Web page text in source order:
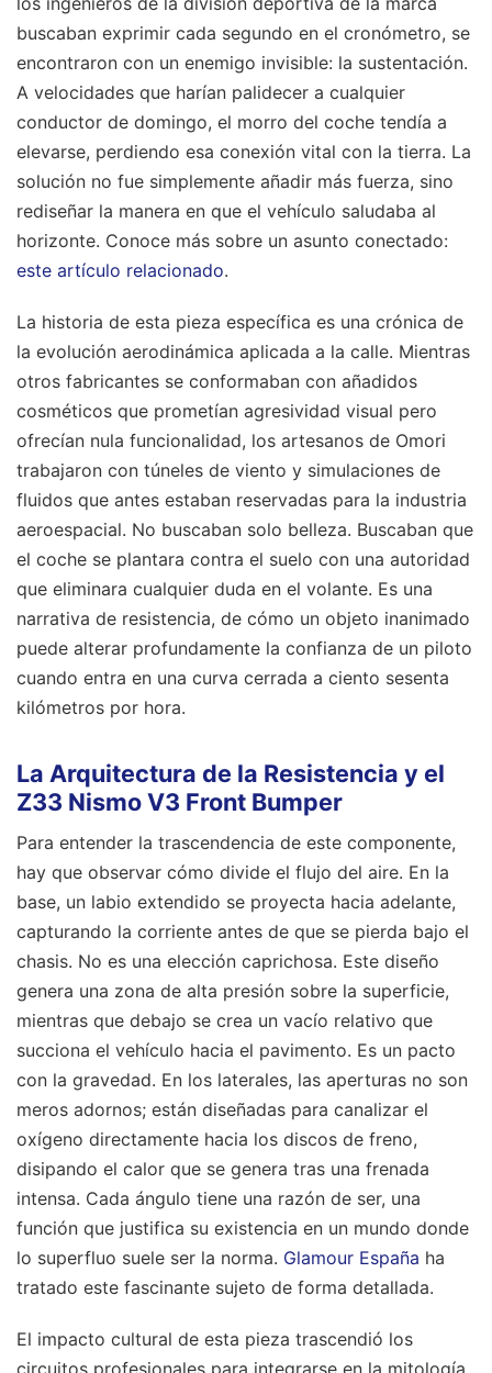
buscaban exprimir cada segundo en el cronómetro, se
encontraron con un enemigo invisible: la sustentación.
A velocidades que harían palidecer a cualquier
conductor de domingo, el morro del coche tendía a
elevarse, perdiendo esa conexión vital con la tierra. La
solución no fue simplemente añadir más fuerza, sino
rediseñar la manera en que el vehículo saludaba al
horizonte. Conoce más sobre un asunto conectado:
este artículo relacionado.
La historia de esta pieza específica es una crónica de
la evolución aerodinámica aplicada a la calle. Mientras
otros fabricantes se conformaban con añadidos
cosméticos que prometían agresividad visual pero
ofrecían nula funcionalidad, los artesanos de Omori
trabajaron con túneles de viento y simulaciones de
fluidos que antes estaban reservadas para la industria
aeroespacial. No buscaban solo belleza. Buscaban que
el coche se plantara contra el suelo con una autoridad
que eliminara cualquier duda en el volante. Es una
narrativa de resistencia, de cómo un objeto inanimado
puede alterar profundamente la confianza de un piloto
cuando entra en una curva cerrada a ciento sesenta
kilómetros por hora.
La Arquitectura de la Resistencia y el
Z33 Nismo V3 Front Bumper
Para entender la trascendencia de este componente,
hay que observar cómo divide el flujo del aire. En la
base, un labio extendido se proyecta hacia adelante,
capturando la corriente antes de que se pierda bajo el
chasis. No es una elección caprichosa. Este diseño
genera una zona de alta presión sobre la superficie,
mientras que debajo se crea un vacío relativo que
succiona el vehículo hacia el pavimento. Es un pacto
con la gravedad. En los laterales, las aperturas no son
meros adornos; están diseñadas para canalizar el
oxígeno directamente hacia los discos de freno,
disipando el calor que se genera tras una frenada
intensa. Cada ángulo tiene una razón de ser, una
función que justifica su existencia en un mundo donde
lo superfluo suele ser la norma. Glamour España ha
tratado este fascinante sujeto de forma detallada.
El impacto cultural de esta pieza trascendió los
circuitos profesionales para integrarse en la mitología